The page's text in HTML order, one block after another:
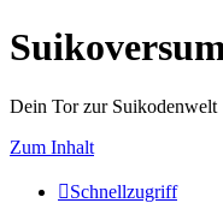
Dein Tor zur Suikodenwelt
Zum Inhalt
Schnellzugriff